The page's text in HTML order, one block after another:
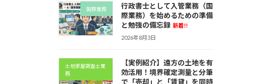
国際業務
行政書士として入管業務（国
際業務）を始めるための準備
と勉強の備忘録 新着!!
2026年8月3日
土地家屋調査士業
務
【実例紹介】遠方の土地を有
効活用！境界確定測量と分筆
で「売却」と「賃貸」を同時